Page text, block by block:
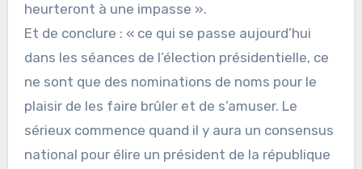
heurteront à une impasse ».
Et de conclure : « ce qui se passe aujourd’hui
dans les séances de l’élection présidentielle, ce
ne sont que des nominations de noms pour le
plaisir de les faire brûler et de s’amuser. Le
sérieux commence quand il y aura un consensus
national pour élire un président de la république